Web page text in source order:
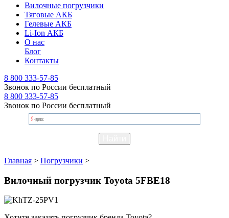
Вилочные погрузчики
Тяговые АКБ
Гелевые АКБ
Li-Ion АКБ
О нас
Блог
Контакты
8 800 333-57-85
Звонок по России бесплатный
8 800 333-57-85
Звонок по России бесплатный
Главная > Погрузчики >
Вилочный погрузчик Toyota 5FBE18